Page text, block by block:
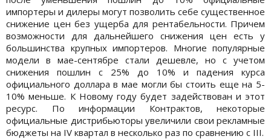
импортеры и дилеры могут позволить себе существенное
снижение цен без ущерба для рентабельности. Причем
возможности для дальнейшего снижения цен есть у
большинства крупных импортеров. Многие популярные
модели в мае-сентябре стали дешевле, но с учетом
снижения пошлин с 25% до 10% и падения курса
официального доллара в мае могли бы стоить еще на 5-
10% меньше. К Новому году будет задействован и этот
ресурс. По информации Контрактов, некоторые
официальные дистрибьюторы увеличили свои рекламные
бюджеты на IV квартал в несколько раз по сравнению с III.